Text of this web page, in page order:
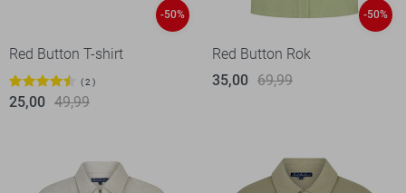
-50%
Red Button T-shirt
2
25,00 49,99
-50%
Red Button Rok
35,00 69,99